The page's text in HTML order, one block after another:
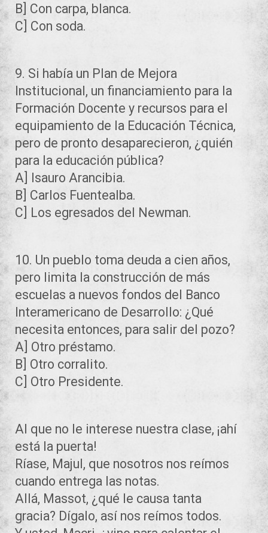
B] Con carpa, blanca.
C] Con soda.
9. Si había un Plan de Mejora
Institucional, un financiamiento para la
Formación Docente y recursos para el
equipamiento de la Educación Técnica,
pero de pronto desaparecieron, ¿quién
para la educación pública?
A] Isauro Arancibia.
B] Carlos Fuentealba.
C] Los egresados del Newman.
10. Un pueblo toma deuda a cien años,
pero limita la construcción de más
escuelas a nuevos fondos del Banco
Interamericano de Desarrollo: ¿Qué
necesita entonces, para salir del pozo?
A] Otro préstamo.
B] Otro corralito.
C] Otro Presidente.
Al que no le interese nuestra clase, ¡ahí
está la puerta!
Ríase, Majul, que nosotros nos reímos
cuando entrega las notas.
Allá, Massot, ¿qué le causa tanta
gracia? Dígalo, así nos reímos todos.